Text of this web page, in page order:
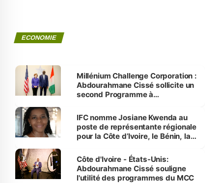
ECONOMIE
Millénium Challenge Corporation :
Abdourahmane Cissé sollicite un
second Programme à
IFC nomme Josiane Kwenda au
poste de représentante régionale
pour la Côte d’Ivoire, le Bénin, la
Côte d'Ivoire - États-Unis:
Abdourahmane Cissé souligne
l'utilité des programmes du MCC